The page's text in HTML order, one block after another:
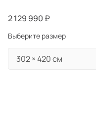
2 129 990 ₽
Выберите размер